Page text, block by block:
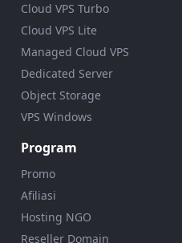
Cloud VPS Turbo
Cloud VPS Lite
Managed Cloud VPS
Dedicated Server
Object Storage
VPS Windows
Program
Promo
Afiliasi
Hosting NGO
Reseller Domain